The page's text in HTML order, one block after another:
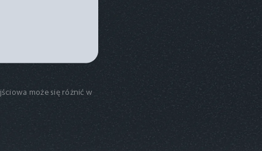
może się różnić w